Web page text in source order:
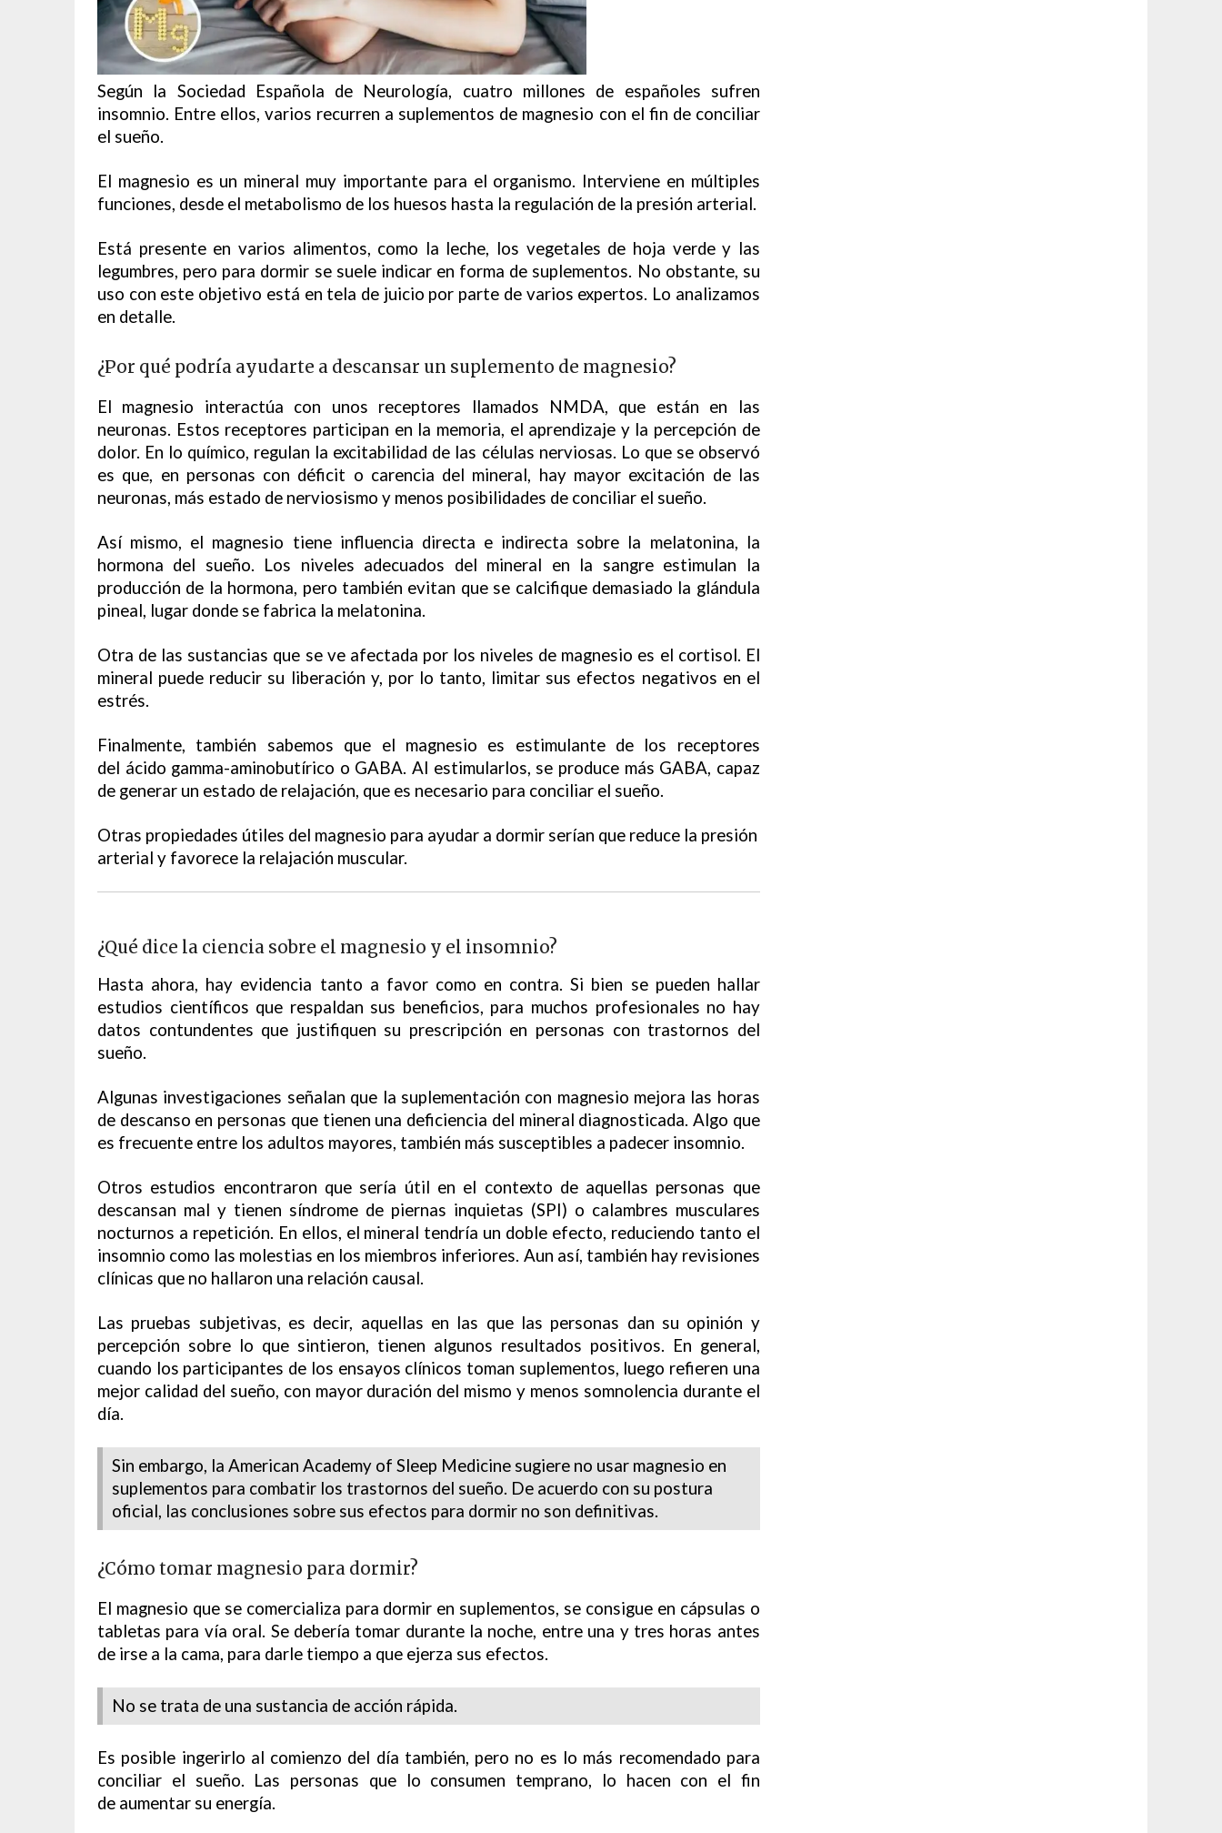
Según la Sociedad Española de Neurología, cuatro millones de españoles sufren
insomnio. Entre ellos, varios recurren a suplementos de magnesio con el fin de conciliar
el sueño.
El magnesio es un mineral muy importante para el organismo. Interviene en múltiples
funciones, desde el metabolismo de los huesos hasta la regulación de la presión arterial.
Está presente en varios alimentos, como la leche, los vegetales de hoja verde y las
legumbres, pero para dormir se suele indicar en forma de suplementos. No obstante, su
uso con este objetivo está en tela de juicio por parte de varios expertos. Lo analizamos
en detalle.
¿Por qué podría ayudarte a descansar un suplemento de magnesio?
El magnesio interactúa con unos receptores llamados NMDA, que están en las
neuronas. Estos receptores participan en la memoria, el aprendizaje y la percepción de
dolor. En lo químico, regulan la excitabilidad de las células nerviosas. Lo que se observó
es que, en personas con déficit o carencia del mineral, hay mayor excitación de las
neuronas, más estado de nerviosismo y menos posibilidades de conciliar el sueño.
Así mismo, el magnesio tiene influencia directa e indirecta sobre la melatonina, la
hormona del sueño. Los niveles adecuados del mineral en la sangre estimulan la
producción de la hormona, pero también evitan que se calcifique demasiado la glándula
pineal, lugar donde se fabrica la melatonina.
Otra de las sustancias que se ve afectada por los niveles de magnesio es el cortisol. El
mineral puede reducir su liberación y, por lo tanto, limitar sus efectos negativos en el
estrés.
Finalmente, también sabemos que el magnesio es estimulante de los receptores
del ácido gamma-aminobutírico o GABA. Al estimularlos, se produce más GABA, capaz
de generar un estado de relajación, que es necesario para conciliar el sueño.
Otras propiedades útiles del magnesio para ayudar a dormir serían que reduce la presión
arterial y favorece la relajación muscular.
¿Qué dice la ciencia sobre el magnesio y el insomnio?
Hasta ahora, hay evidencia tanto a favor como en contra. Si bien se pueden hallar
estudios científicos que respaldan sus beneficios, para muchos profesionales no hay
datos contundentes que justifiquen su prescripción en personas con trastornos del
sueño.
Algunas investigaciones señalan que la suplementación con magnesio mejora las horas
de descanso en personas que tienen una deficiencia del mineral diagnosticada. Algo que
es frecuente entre los adultos mayores, también más susceptibles a padecer insomnio.
Otros estudios encontraron que sería útil en el contexto de aquellas personas que
descansan mal y tienen síndrome de piernas inquietas (SPI) o calambres musculares
nocturnos a repetición. En ellos, el mineral tendría un doble efecto, reduciendo tanto el
insomnio como las molestias en los miembros inferiores. Aun así, también hay revisiones
clínicas que no hallaron una relación causal.
Las pruebas subjetivas, es decir, aquellas en las que las personas dan su opinión y
percepción sobre lo que sintieron, tienen algunos resultados positivos. En general,
cuando los participantes de los ensayos clínicos toman suplementos, luego refieren una
mejor calidad del sueño, con mayor duración del mismo y menos somnolencia durante el
día.
Sin embargo, la American Academy of Sleep Medicine sugiere no usar magnesio en
suplementos para combatir los trastornos del sueño. De acuerdo con su postura
oficial, las conclusiones sobre sus efectos para dormir no son definitivas.
¿Cómo tomar magnesio para dormir?
El magnesio que se comercializa para dormir en suplementos, se consigue en cápsulas o
tabletas para vía oral. Se debería tomar durante la noche, entre una y tres horas antes
de irse a la cama, para darle tiempo a que ejerza sus efectos.
No se trata de una sustancia de acción rápida.
Es posible ingerirlo al comienzo del día también, pero no es lo más recomendado para
conciliar el sueño. Las personas que lo consumen temprano, lo hacen con el fin
de aumentar su energía.